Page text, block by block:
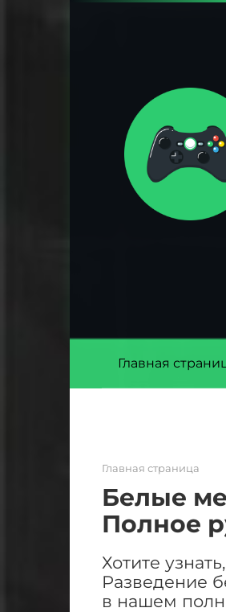
Главная
Главная страница
Белые
Полное
Хотите
Разведение
в нашем